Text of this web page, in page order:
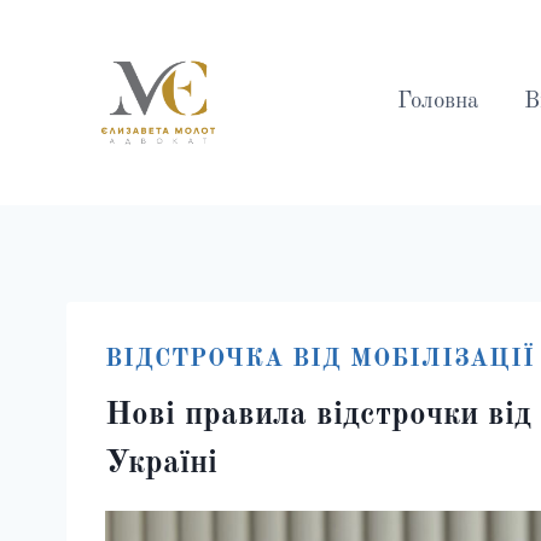
Головна
ВІДСТРОЧКА ВІД МОБІЛІЗАЦІЇ
Нові правила відстрочки
Україні